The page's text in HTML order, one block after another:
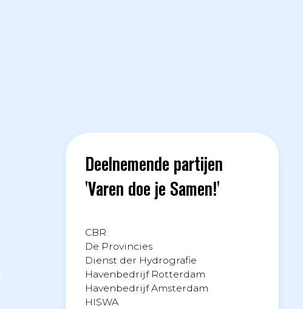
Deelnemende partijen
'Varen doe je Samen!'
CBR
De Provincies
Dienst der Hydrografie
Havenbedrijf Rotterdam
Havenbedrijf Amsterdam
HISWA